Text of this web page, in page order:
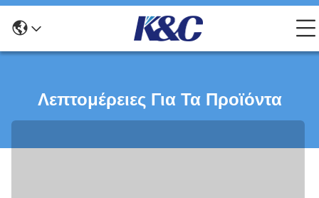
Λεπτομέρειες Για Τα Προϊόντα